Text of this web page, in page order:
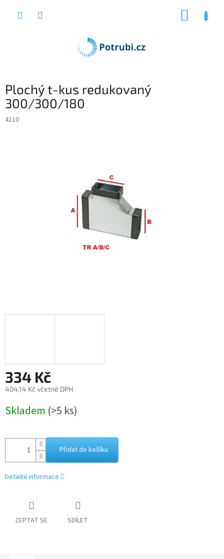
Plochý t-kus redukovaný
300/300/180
4110
334 Kč
404,14 Kč včetně DPH
cena:
Skladem (>5 ks)
Přidat do košíku
Detailní informace
ZEPTAT SE SDÍLET